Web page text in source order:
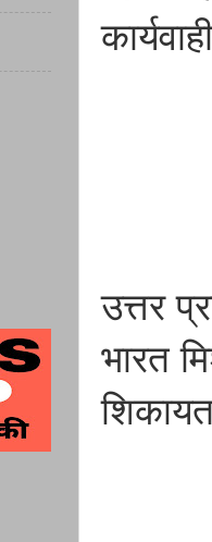
उत्तर
भारत